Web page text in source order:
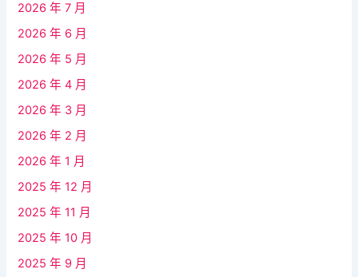
2026 年 7 月
2026 年 6 月
2026 年 5 月
2026 年 4 月
2026 年 3 月
2026 年 2 月
2026 年 1 月
2025 年 12 月
2025 年 11 月
2025 年 10 月
2025 年 9 月